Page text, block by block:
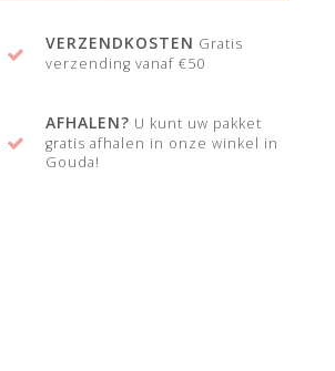
VERZENDKOSTEN Gratis
verzending vanaf €50
AFHALEN? U kunt uw pakket
gratis afhalen in onze winkel in
Gouda!